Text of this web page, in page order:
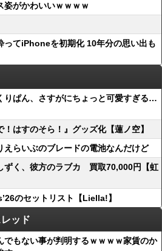
姿がかわいいｗｗｗｗ
ってiPhoneを初期化 10年分の思い出も
りぱん、さすがにちょっと可愛すぎる…
！はすのそら！』グッズ化【蓮ノ空】
えらいぶのブレードの電池なんだけど
ずく、彼方のラブカ 買取70,000円【虹
のセットリスト【Liella!】
ッド
でもない事が判明するｗｗｗｗ家賃のか